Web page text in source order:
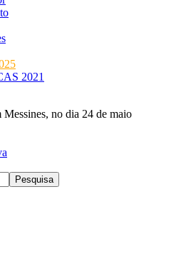
2021
Messines, no dia 24 de maio